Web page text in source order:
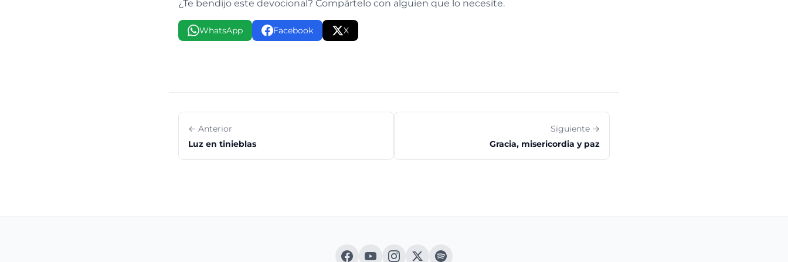
¿Te bendijo este devocional? Compártelo con alguien que lo necesite.
WhatsApp Facebook X
← Anterior
Luz en tinieblas
Siguiente →
Gracia, misericordia y paz